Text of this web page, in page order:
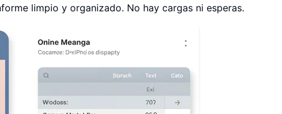
limpio y organizado. No hay cargas ni esperas.